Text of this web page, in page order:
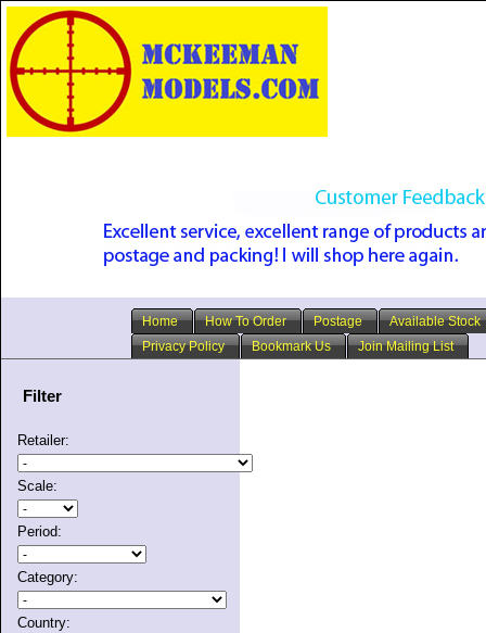
Home How To Order Postage
Available Stock
Privacy Policy
Bookmark Us Join Mailing List
Filter
Retailer:
Scale:
Period:
Category:
Country: